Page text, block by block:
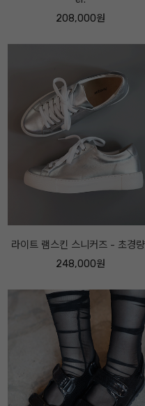
스!_
플래닛 램스킨 로퍼 - 오너추천-